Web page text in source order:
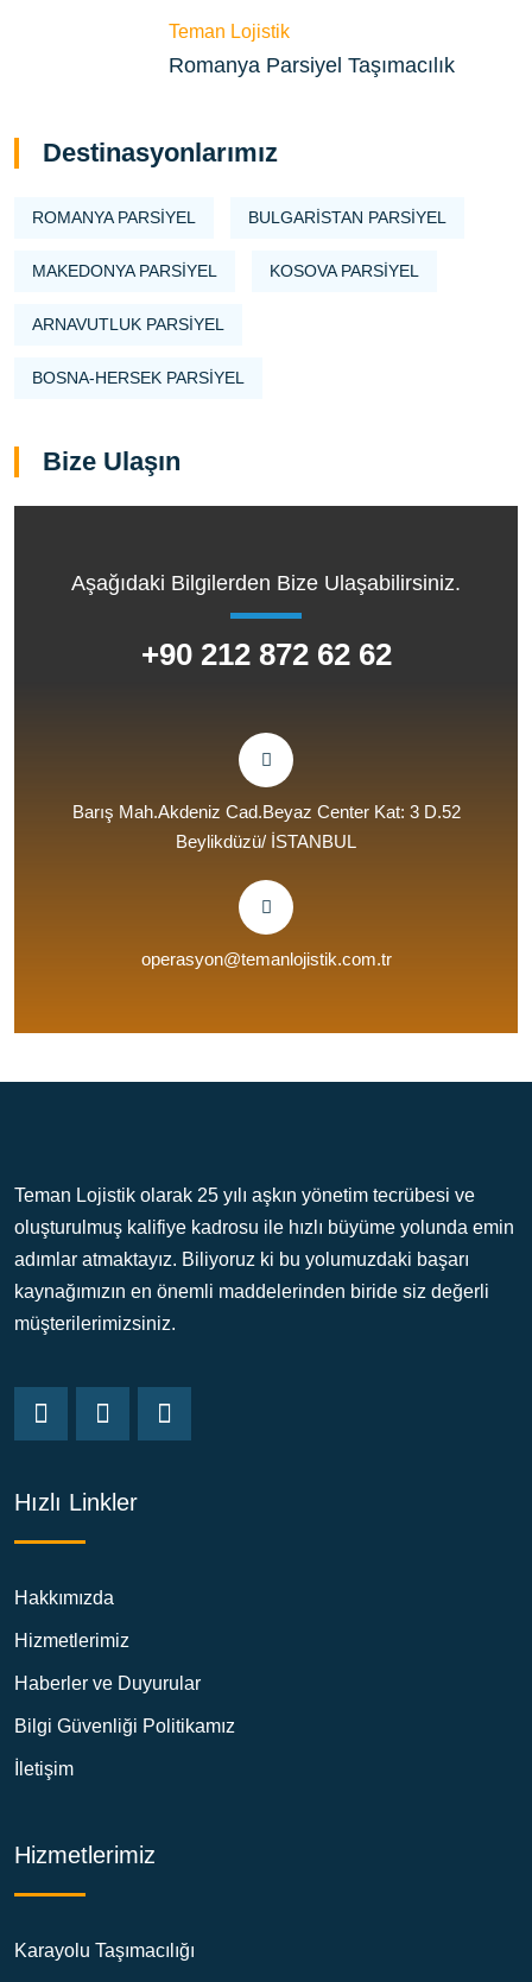
Teman Lojistik
Romanya Parsiyel Taşımacılık
Destinasyonlarımız
ROMANYA PARSIYEL BULGARISTAN PARSIYEL
MAKEDONYA PARSIYEL KOSOVA PARSIYEL
ARNAVUTLUK PARSIYEL
BOSNA-HERSEK PARSIYEL
Bize Ulaşın
Aşağıdaki Bilgilerden Bize Ulaşabilirsiniz.
+90 212 872 62 62
Barış Mah.Akdeniz Cad.Beyaz Center Kat: 3 D.52
Beylikdüzü/ İSTANBUL
operasyon@temanlojistik.com.tr
Teman Lojistik olarak 25 yılı aşkın yönetim tecrübesi ve
oluşturulmuş kalifiye kadrosu ile hızlı büyüme yolunda emin
adımlar atmaktayız. Biliyoruz ki bu yolumuzdaki başarı
kaynağımızın en önemli maddelerinden biride siz değerli
müşterilerimizsiniz.
Hızlı Linkler
Hakkımızda
Hizmetlerimiz
Haberler ve Duyurular
Bilgi Güvenliği Politikamız
İletişim
Hizmetlerimiz
Karayolu Taşımacılığı